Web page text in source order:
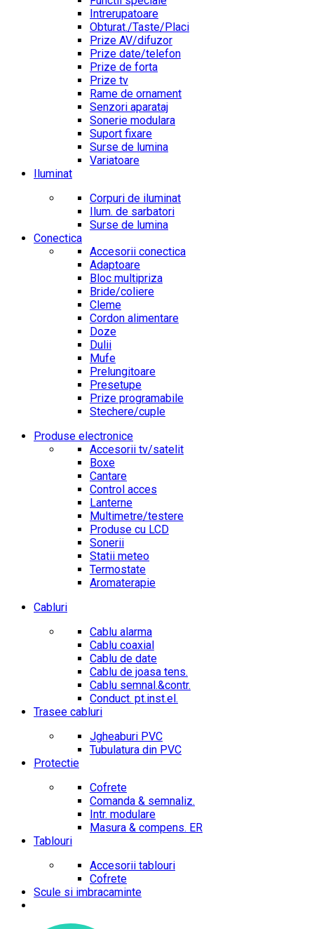
Intrerupatoare
Obturat./Taste/Placi
Prize AV/difuzor
Prize date/telefon
Prize de forta
Prize tv
Rame de ornament
Senzori aparataj
Sonerie modulara
Suport fixare
Surse de lumina
Variatoare
Iluminat
Corpuri de iluminat
Ilum. de sarbatori
Surse de lumina
Conectica
Accesorii conectica
Adaptoare
Bloc multipriza
Bride/coliere
Cleme
Cordon alimentare
Doze
Dulii
Mufe
Prelungitoare
Presetupe
Prize programabile
Stechere/cuple
Produse electronice
Accesorii tv/satelit
Boxe
Cantare
Control acces
Lanterne
Multimetre/testere
Produse cu LCD
Sonerii
Statii meteo
Termostate
Aromaterapie
Cabluri
Cablu alarma
Cablu coaxial
Cablu de date
Cablu de joasa tens.
Cablu semnal.&contr.
Conduct. pt.inst.el.
Trasee cabluri
Jgheaburi PVC
Tubulatura din PVC
Protectie
Cofrete
Comanda & semnaliz.
Intr. modulare
Masura & compens. ER
Tablouri
Accesorii tablouri
Cofrete
Scule si imbracaminte